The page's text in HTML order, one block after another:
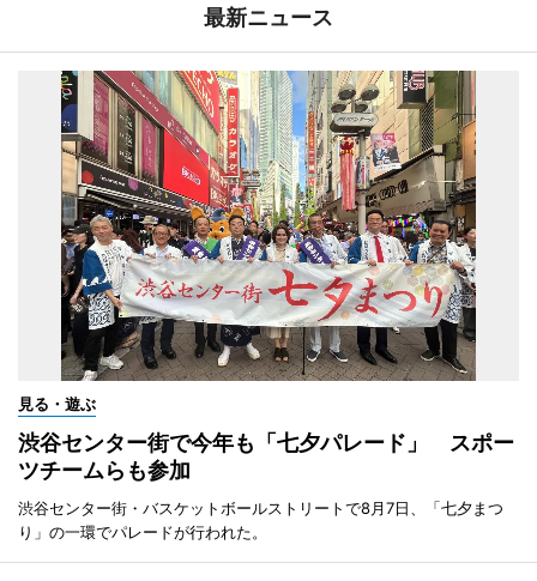
最新ニュース
見る・遊ぶ
渋谷センター街で今年も「七夕パレード」 スポー
ツチームらも参加
渋谷センター街・バスケットボールストリートで8月7日、「七夕まつ
り」の一環でパレードが行われた。